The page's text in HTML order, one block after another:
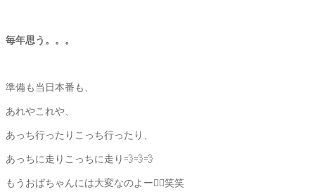
毎年思う。。。
準備も当日本番も、
あれやこれや、
あっち行ったりこっち行ったり、
あっちに走りこっちに走り💨💨💨
もうおばちゃんには大変なのよー😵‍💫笑笑